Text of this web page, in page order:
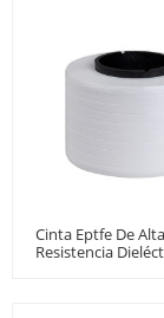
Cinta Eptfe De Alta
Resistencia